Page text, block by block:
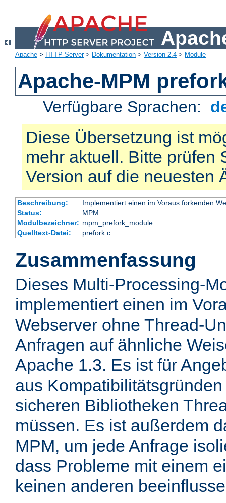
Apache > HTTP-Server> Dokumentation > Version 2.4 > Module
Apache-MPM
Verfügbare Sprachen:
Diese Übersetzung ist
mehr aktuell. Bitte prüfen
Version auf die neuesten
Beschreibung:
Implementiert einen im Voraus forkenden
Status:
MPM
Modulbezeichner: mpm_prefork_module
Quelltext-Datei:
prefork.c
Zusammenfassung
Dieses Multi-Processing-
implementiert einen im
Webserver ohne Thread-
Anfragen auf ähnliche
Apache 1.3. Es ist für
aus
sicheren Bibliotheken
müssen. Es ist außerdem
MPM, um jede Anfrage
dass Probleme mit einem
keinen anderen